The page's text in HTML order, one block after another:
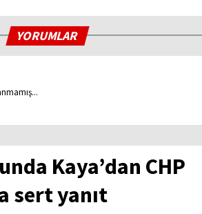
YORUMLAR
Kaya’dan CHP
sert yanıt